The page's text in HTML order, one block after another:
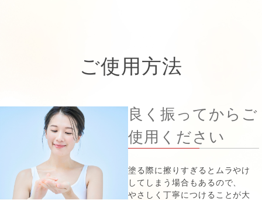
ご使用方法
良く振ってからご
使用ください
塗る際に擦りすぎるとムラやけ
してしまう場合もあるので、
やさしく丁寧につけることが大